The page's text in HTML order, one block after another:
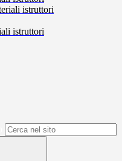
istruttori
istruttori